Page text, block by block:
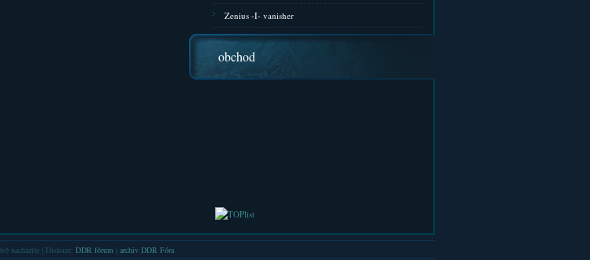
Zenius -I- vanisher
obchod
nacházíte | Diskuze: DDR fórum archiv DDR Fóra